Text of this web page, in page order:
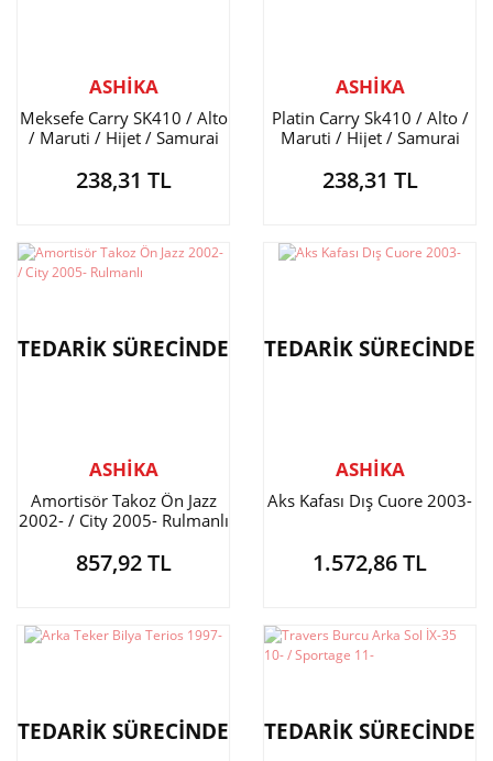
ASHİKA
Meksefe Carry SK410 / Alto
/ Maruti / Hijet / Samurai
238,31 TL
ASHİKA
Platin Carry Sk410 / Alto /
Maruti / Hijet / Samurai
238,31 TL
TEDARİK SÜRECİNDE
ASHİKA
Amortisör Takoz Ön Jazz
2002- / City 2005- Rulmanlı
857,92 TL
TEDARİK SÜRECİNDE
ASHİKA
Aks Kafası Dış Cuore 2003-
1.572,86 TL
TEDARİK SÜRECİNDE TEDARİK SÜRECİNDE